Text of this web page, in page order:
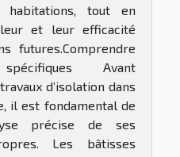
tout en
et leur efficacité
futures.Comprendre
Avant
d’isolation dans
il est fondamental de
précise de ses
Les bâtisses